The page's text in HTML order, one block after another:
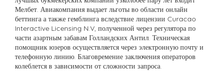
Мелбет. Авиакомпания выдает льготы во области онлайн
беттинга а также гемблинга вследствие лицензии Curacao
Interactive Licensing N.V, полученной через регулятора по
части азартным забавам Голландских Антил. Техническая
помощник юзеров осуществляется через электронную почту и
телефонную линию. Благовремение заключения операторов
колеблется в зависимости от сложности запроса.